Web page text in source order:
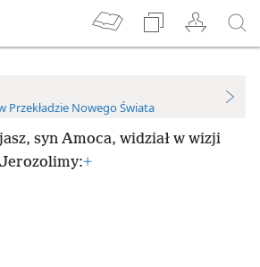
Przekładzie Nowego Świata
syn Amoca, widział w wizji
+